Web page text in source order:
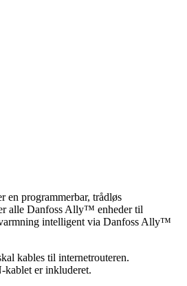
programmerbar, trådløs
alle Danfoss Ally™ enheder til
intelligent via Danfoss Ally™
kables til internetrouteren.
er inkluderet.